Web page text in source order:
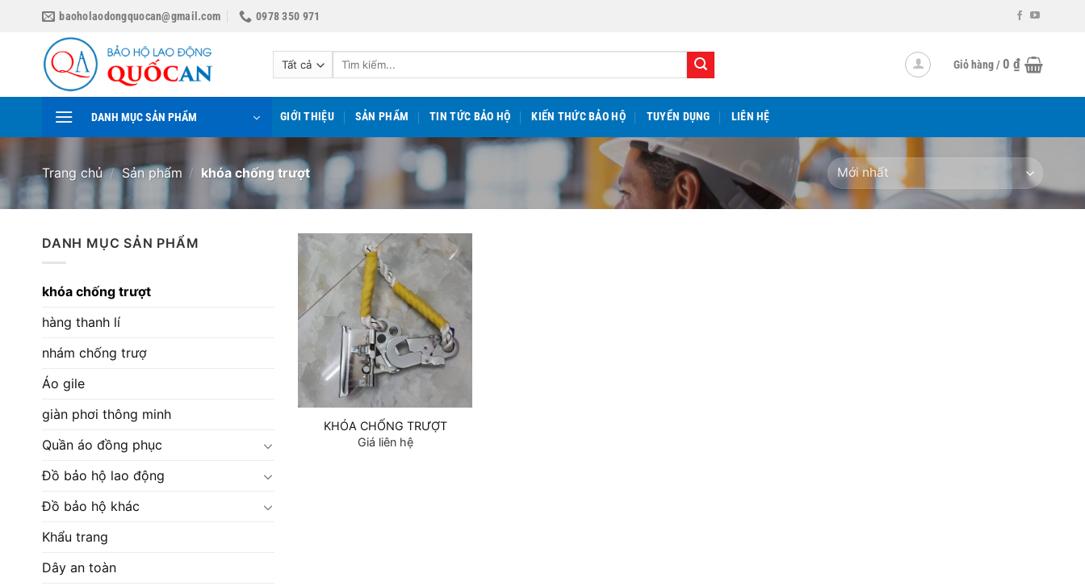
baoholaodongquocan@gmail.com 0978 350 971
Tìm
Giỏ hàng /0 ₫
DANH MỤC SẢN PHẨM GIỚI THIỆU SẢN PHẨM TIN TỨC BẢO HỘ KIẾN THỨC BẢO HỘ TUYỂN DỤNG LIÊN HỆ
Trang chủ / Sản phẩm / khóa chống trượt
DANH MỤC SẢN PHẨM
khóa chống trượt
hàng thanh lí
nhám chống trượ
Áo gile
giàn phơi thông minh
Quần áo đồng phục
Đồ bảo hộ lao động
Đồ bảo hộ khác
Khẩu trang
Dây an toàn
KHÓA CHỐNG TRƯỢT
Giá liên hệ